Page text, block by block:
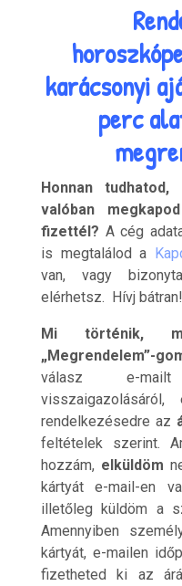
karácsonyi
perc
Honnan
valóban
fizettél? A cég
is megtalálod a
van, vagy
elérhetsz. Hívj bátran!
Mi történik,
„Megrendelem”-
válasz e-
rendelkezésedre az
feltételek szerint.
hozzám, elküldöm
kártyát e-mail-en
illetőleg küldöm a
Amennyiben
kártyát, e-mailen
fizetheted ki az